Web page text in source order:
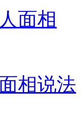
面相
相说法